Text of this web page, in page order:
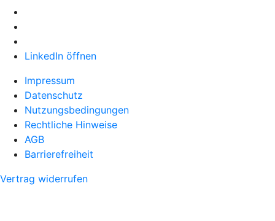
LinkedIn öffnen
Impressum
Datenschutz
Nutzungsbedingungen
Rechtliche Hinweise
AGB
Barrierefreiheit
Vertrag widerrufen